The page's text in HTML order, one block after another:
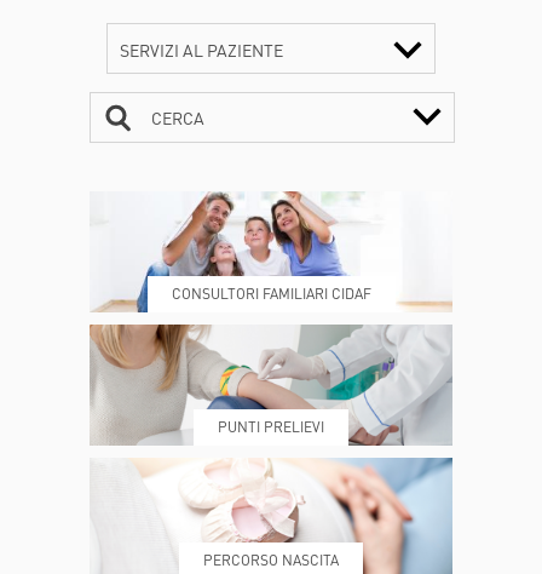
SERVIZI AL PAZIENTE
DOVE SIAMO ESAMI E VISITE
PRENOTA MY POLI
CERCA
CONSULTORI FAMILIARI CIDAF
PUNTI PRELIEVI
PERCORSO NASCITA